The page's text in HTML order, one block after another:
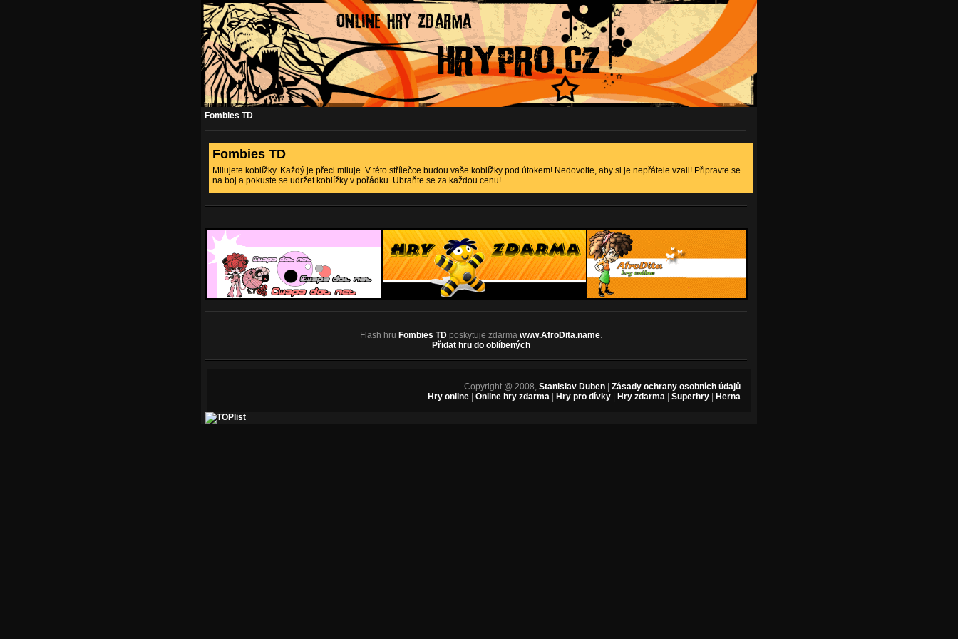
Fombies TD
Fombies TD
Milujete koblížky. Každý je přeci miluje. V této střílečce budou vaše koblížky pod útokem! Nedovolte, aby si je nepřátele vzali! Připravte se
na boj a pokuste se udržet koblížky v pořádku. Ubraňte se za každou cenu!
Flash hru Fombies TDposkytuje zdarma www.AfroDita.name.
Přidat hru do oblíbených
Copyright @ 2008, Stanislav Duben
Zásady ochrany osobních údajů
Hry online
Online hry zdarma Hry pro dívky Hry zdarma Superhry Herna